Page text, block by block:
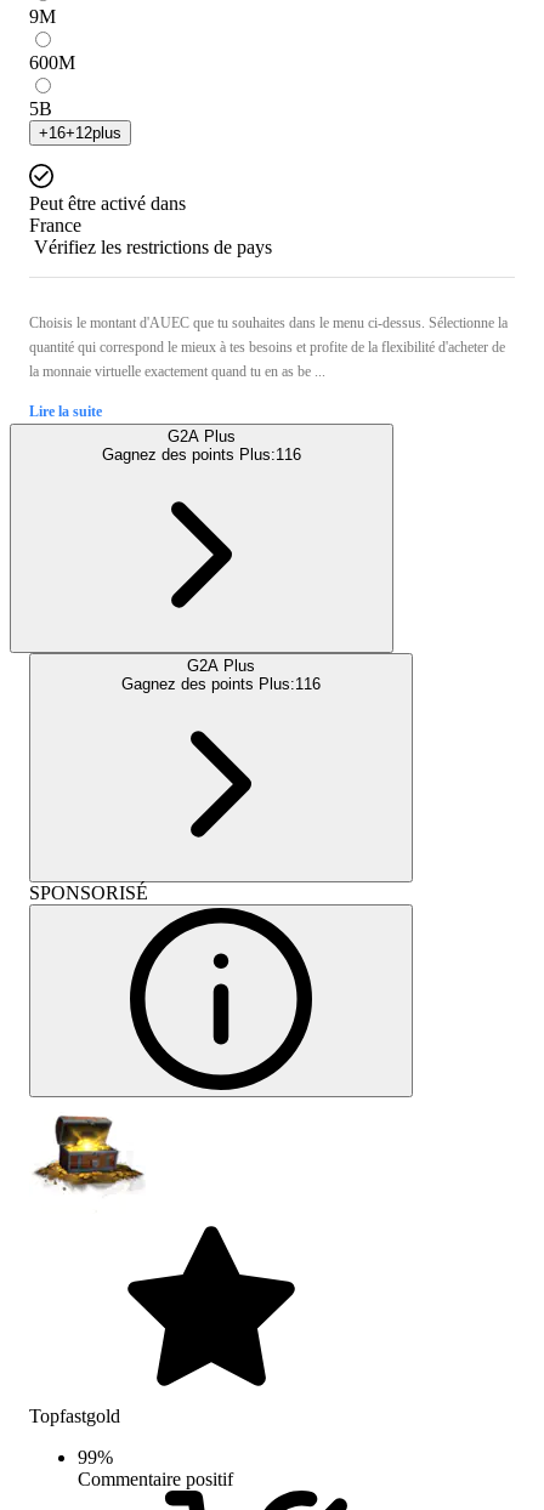
9M
600M
5B
+16+12plus
Peut être activé dans
France
Vérifiez les restrictions de pays
Choisis le montant d'AUEC que tu souhaites dans le menu ci-dessus. Sélectionne la
quantité qui correspond le mieux à tes besoins et profite de la flexibilité d'acheter de
la monnaie virtuelle exactement quand tu en as be ...
Lire la suite
G2A Plus
Gagnez des points Plus:116
G2A Plus
Gagnez des points Plus:116
SPONSORISÉ
Topfastgold
99%
Commentaire positif